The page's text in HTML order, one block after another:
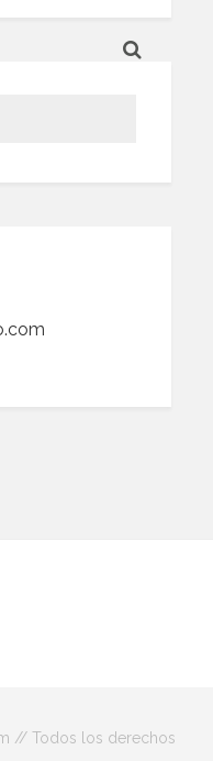
// Todos los derechos